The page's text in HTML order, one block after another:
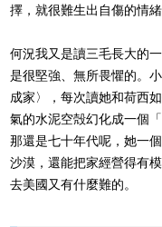
擇，就很難生出自傷的情緒
何況我又是讀三毛長大的
是很堅強、無所畏懼的。
成家〉，每次讀她和荷西
氣的水泥空殻幻化成一個
那還是七十年代呢，她一
沙漠，還能把家經營得有
去美國又有什麼難的。